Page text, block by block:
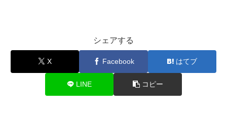
シェアする
X Facebook はてブ
LINE コピー